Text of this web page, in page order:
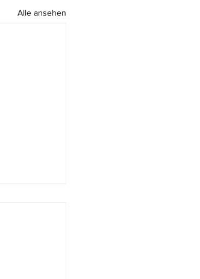
Alle ansehen